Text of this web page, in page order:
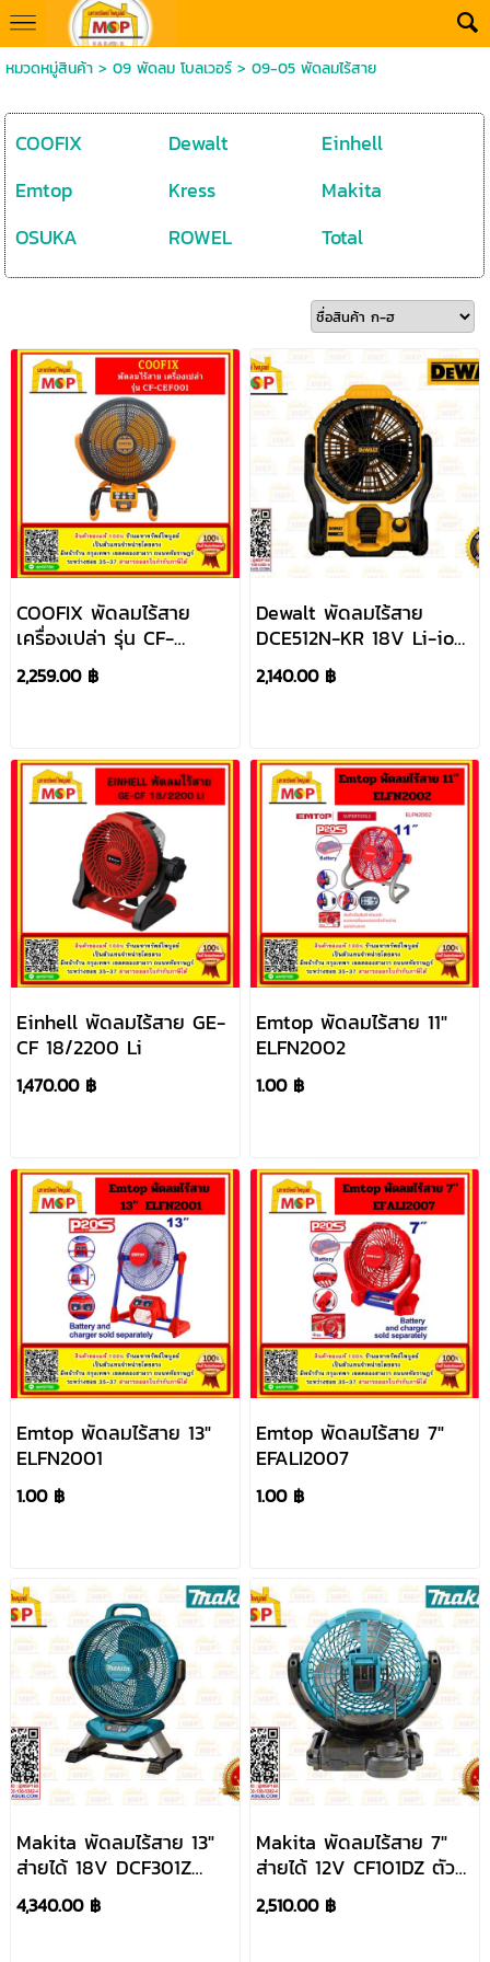
หมวดหมู่สินค้า> 09 พัดลม โบลเวอร์> 09-05 พัดลมไร้สาย
COOFIX Dewalt
Einhell
Emtop
Kress
Makita
OSUKA
ROWEL Total
COOFIX พัดลมไร้สาย
เครื่องเปล่า รุ่น CF-
CEF001
2,259.00 ฿
Dewalt พัดลมไร้สาย
DCE512N-KR 18V Li-ion
#NT
2,140.00 ฿
Einhell พัดลมไร้สาย GE-
CF 18/2200 Li
1,470.00 ฿
Emtop พัดลมไร้สาย 11"
ELFN2002
1.00 ฿
Emtop พัดลมไร้สาย 13"
ELFN2001
1.00 ฿
Emtop พัดลมไร้สาย 7"
EFALI2007
1.00 ฿
Makita พัดลมไร้สาย 13"
ส่ายได้ 18V DCF301Z
#NT
4,340.00 ฿
Makita พัดลมไร้สาย 7"
ส่ายได้ 12V CF101DZ ตัว
เปล่า #NT
2,510.00 ฿